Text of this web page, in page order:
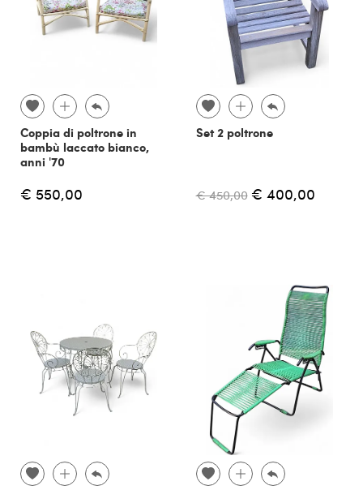
Coppia di poltrone in
bambù laccato bianco,
anni '70
€ 550,00
Set 2 poltrone
€ 450,00 € 400,00